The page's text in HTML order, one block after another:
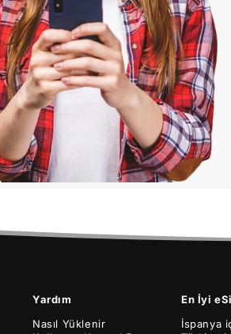
Yardım
Nasıl Yüklenir
En İyi
İspanya